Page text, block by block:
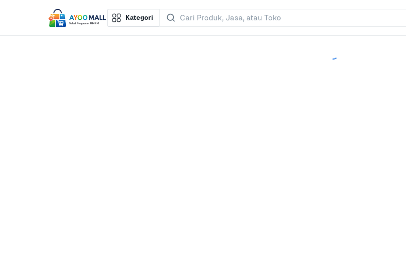
Kategori